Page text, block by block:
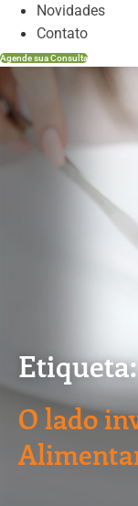
Novidades
Contato
Agende sua Consulta
O lado